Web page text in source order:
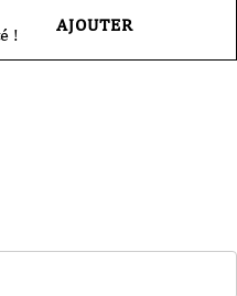
! AJOUTER